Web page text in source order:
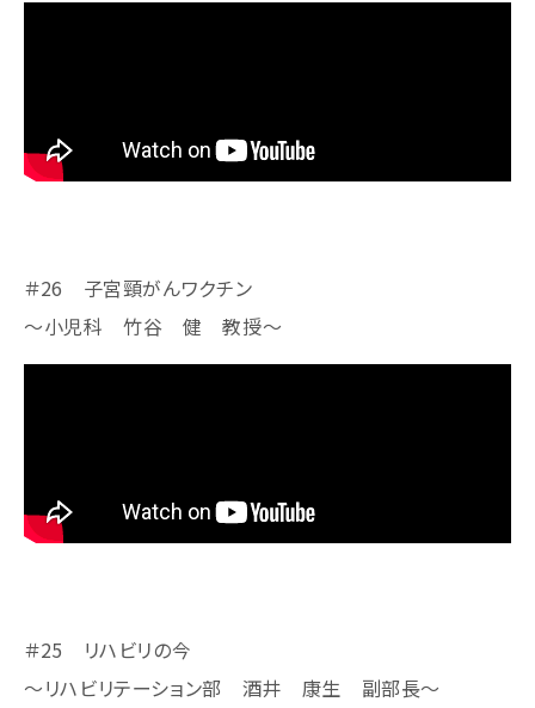
＃26 子宮頸がんワクチン
～小児科 竹谷 健 教授～
＃25 リハビリの今
～リハビリテーション部 酒井 康生 副部長～